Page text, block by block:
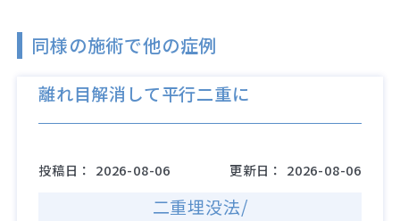
同様の施術で他の症例
離れ目解消して平行二重に
投稿日： 2026-08-06 更新日： 2026-08-06
二重埋没法/